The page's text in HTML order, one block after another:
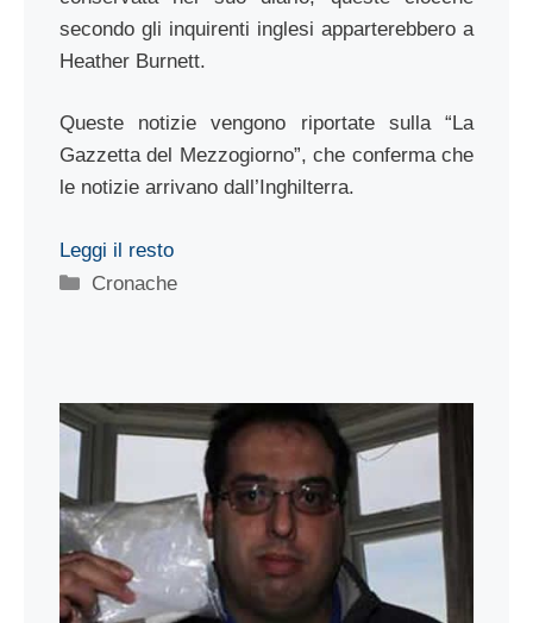
secondo gli inquirenti inglesi apparterebbero a
Heather Burnett.
Queste notizie vengono riportate sulla “La
Gazzetta del Mezzogiorno”, che conferma che
le notizie arrivano dall’Inghilterra.
Leggi il resto
Categorie
Cronache